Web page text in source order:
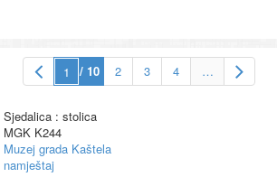
/ 10 2 3 4 …
Sjedalica : stolica
MGK K244
Muzej grada Kaštela
namještaj